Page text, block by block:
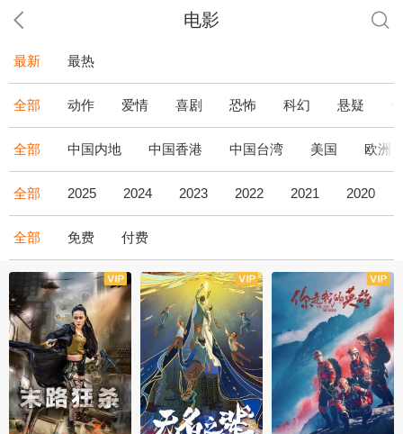
电影
最新 最热
全部 动作 爱情 喜剧 恐怖 科幻 悬疑
全部 中国内地 中国香港 中国台湾 美国 欧洲
全部 2025 2024 2023 2022 2021 2020
全部 免费 付费